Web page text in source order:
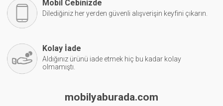
Mobil Cebinizde
Dilediğiniz her yerden güvenli alışverişin keyfini çıkarın.
Kolay İade
Aldığınız ürünü iade etmek hiç bu kadar kolay
olmamıştı.
mobilyaburada.com